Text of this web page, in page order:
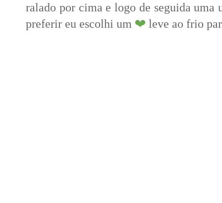
ralado por cima e logo de seguida uma
preferir eu escolhi um ❤ leve ao frio